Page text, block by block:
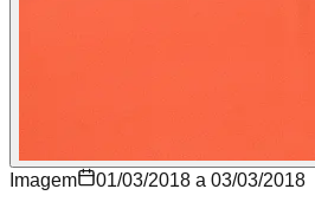
Imagem 01/03/2018 a 03/03/2018